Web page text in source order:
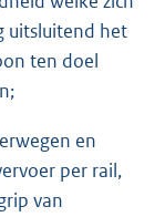
uitsluitend het
ten doel
en
per rail,
van